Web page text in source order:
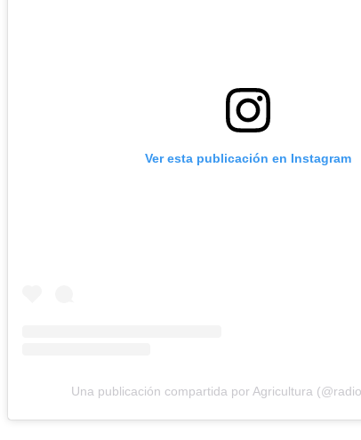
Ver esta publicación en Instagram
Una publicación compartida por Agricultura